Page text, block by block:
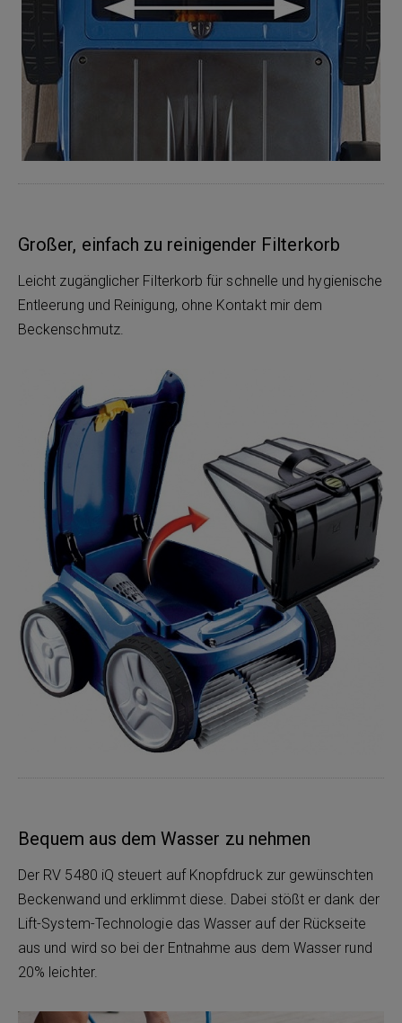
Großer, einfach zu reinigender Filterkorb
Leicht zugänglicher Filterkorb für schnelle und hygienische
Entleerung und Reinigung, ohne Kontakt mir dem
Beckenschmutz.
Bequem aus dem Wasser zu nehmen
Der RV 5480 iQ steuert auf Knopfdruck zur gewünschten
Beckenwand und erklimmt diese. Dabei stößt er dank der
Lift-System-Technologie das Wasser auf der Rückseite
aus und wird so bei der Entnahme aus dem Wasser rund
20% leichter.